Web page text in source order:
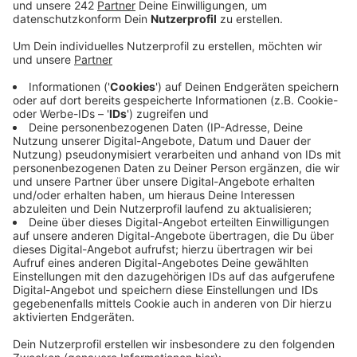
Veröffentlicht:Dienstag, 19.03.2019 14:11
Anzeige
Das Kölner Telekommunikationsunternehmen
NetCologne kritisiert allerdings die Vergabe. Regionale
Anbieter würden bei der Frequenzvergabe
ausgeschlossen, teilte das Unternehmen mit.
Vier große Mobilfunkunternehmen gehen ins Rennen.
Die Vergabe der regionalen Frequenzen seien zwar
zurückgezogen worden, jedoch habe man aber
weiterhin großes Interesse, den 5G Ausbau
voranzutreiben. Man stehe möglichen
Ausbaukooperationen künftig offen gegenüber, so